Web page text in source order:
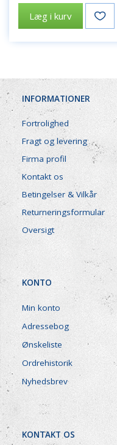
Læg i kurv
INFORMATIONER
Fortrolighed
Fragt og levering
Firma profil
Kontakt os
Betingelser & Vilkår
Returneringsformular
Oversigt
KONTO
Min konto
Adressebog
Ønskeliste
Ordrehistorik
Nyhedsbrev
KONTAKT OS